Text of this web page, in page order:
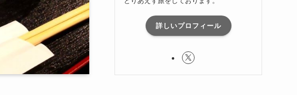
詳しいプロフィール